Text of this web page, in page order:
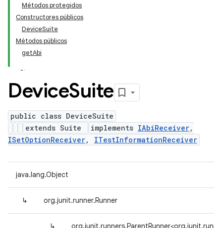
Métodos protegidos
Constructores públicos
DeviceSuite
Métodos públicos
getAbi
DeviceSuite
public class DeviceSuite
extends Suite
implements IAbiReceiver,
ISetOptionReceiver, ITestInformationReceiver
java.lang.Object
↳ org.junit.runner.Runner
↳